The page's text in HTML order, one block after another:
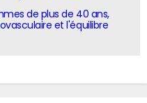
de plus de 40 ans,
et l'équilibre